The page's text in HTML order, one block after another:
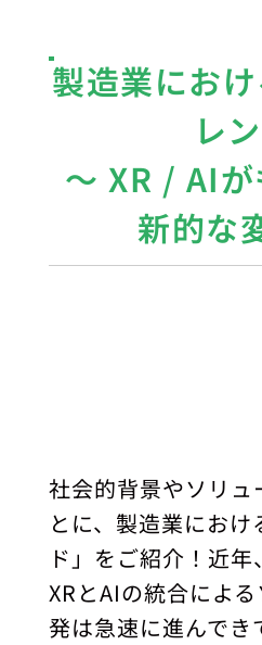
社会的背景やソリュ
とに、製造業におけ
ド」をご紹介！近
XRとAIの統合によ
発は急速に進んでき
製造業にお
レ
〜 XR / AI
新的な